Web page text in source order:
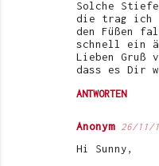
Solche
die trag ich
den Füßen
schnell ein
Lieben Gruß
dass es Dir
ANTWORTEN
Anonym 26/11/
Hi Sunny,